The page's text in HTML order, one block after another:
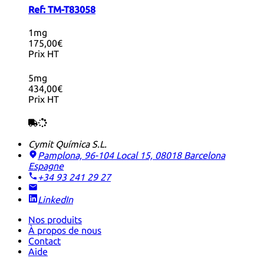
Ref: TM-T83058
1mg
175,00€
Prix HT
5mg
434,00€
Prix HT
Cymit Química S.L.
Pamplona, 96-104 Local 15, 08018 Barcelona
Espagne
+34 93 241 29 27
LinkedIn
Nos produits
À propos de nous
Contact
Aide